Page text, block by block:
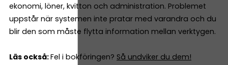
ekonomi, löner, kvitton och administration. Problemet
uppstår när systemen inte pratar med varandra och du
blir den som måste flytta information mellan verktygen.
Läs också:Fel i bokföringen? Så undviker du dem!